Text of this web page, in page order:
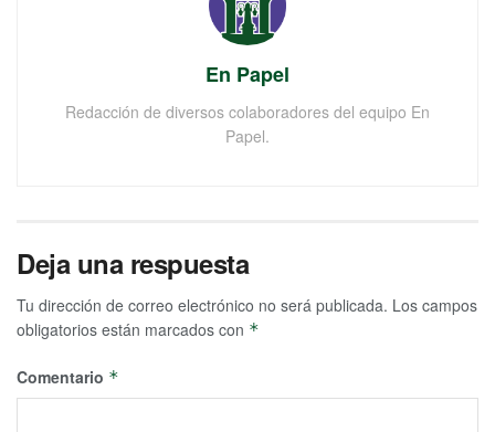
En Papel
Redacción de diversos colaboradores del equipo En
Papel.
Deja una respuesta
Tu dirección de correo electrónico no será publicada. Los campos
obligatorios están marcados con *
Comentario *